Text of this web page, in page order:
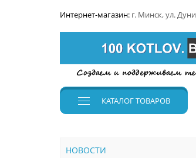
Интернет-магазин: г. Минск, ул.
КАТАЛОГТОВАРОВ
НОВОСТИ